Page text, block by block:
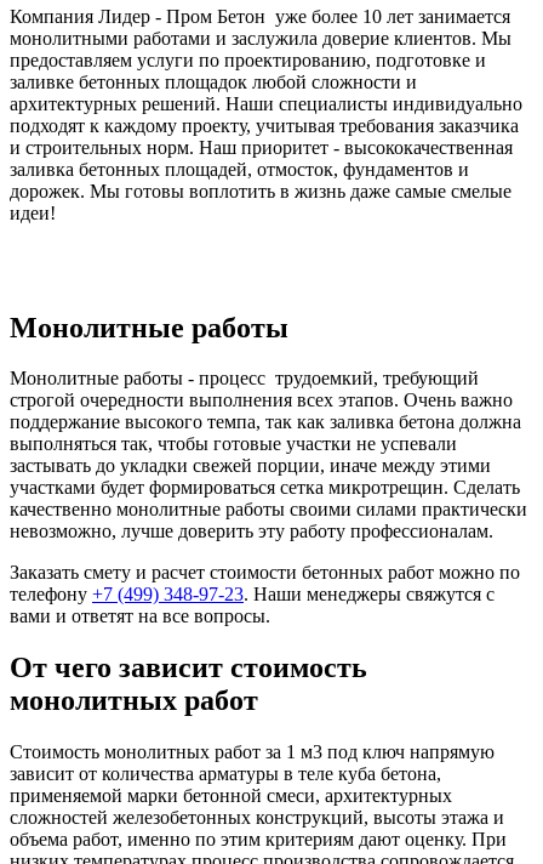
Компания Лидер - Пром Бетон уже более 10 лет занимается
монолитными работами и заслужила доверие клиентов. Мы
предоставляем услуги по проектированию, подготовке и
заливке бетонных площадок любой сложности и
архитектурных решений. Наши специалисты индивидуально
подходят к каждому проекту, учитывая требования заказчика
и строительных норм. Наш приоритет - высококачественная
заливка бетонных площадей, отмосток, фундаментов и
дорожек. Мы готовы воплотить в жизнь даже самые смелые
идеи!
Монолитные работы
Монолитные работы - процесс трудоемкий, требующий
строгой очередности выполнения всех этапов. Очень важно
поддержание высокого темпа, так как заливка бетона должна
выполняться так, чтобы готовые участки не успевали
застывать до укладки свежей порции, иначе между этими
участками будет формироваться сетка микротрещин. Сделать
качественно монолитные работы своими силами практически
невозможно, лучше доверить эту работу профессионалам.
Заказать смету и расчет стоимости бетонных работ можно по
телефону +7 (499) 348-97-23. Наши менеджеры свяжутся с
вами и ответят на все вопросы.
От чего зависит стоимость
монолитных работ
Стоимость монолитных работ за 1 м3 под ключ напрямую
зависит от количества арматуры в теле куба бетона,
применяемой марки бетонной смеси, архитектурных
сложностей железобетонных конструкций, высоты этажа и
объема работ, именно по этим критериям дают оценку. При